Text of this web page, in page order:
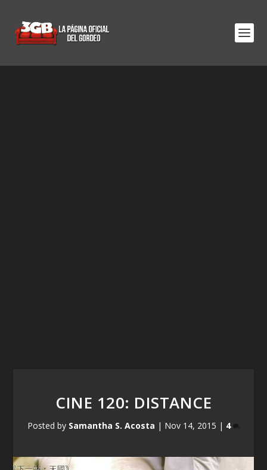
CINE 120: DISTANCE
Posted by Samantha S. Acosta | Nov 14, 2015 | 4